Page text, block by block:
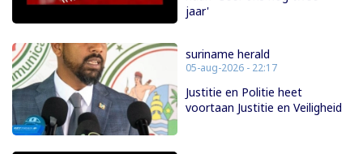
jaar'
suriname herald
05-aug-2026 - 22:17
Justitie en Politie heet
voortaan Justitie en Veiligheid